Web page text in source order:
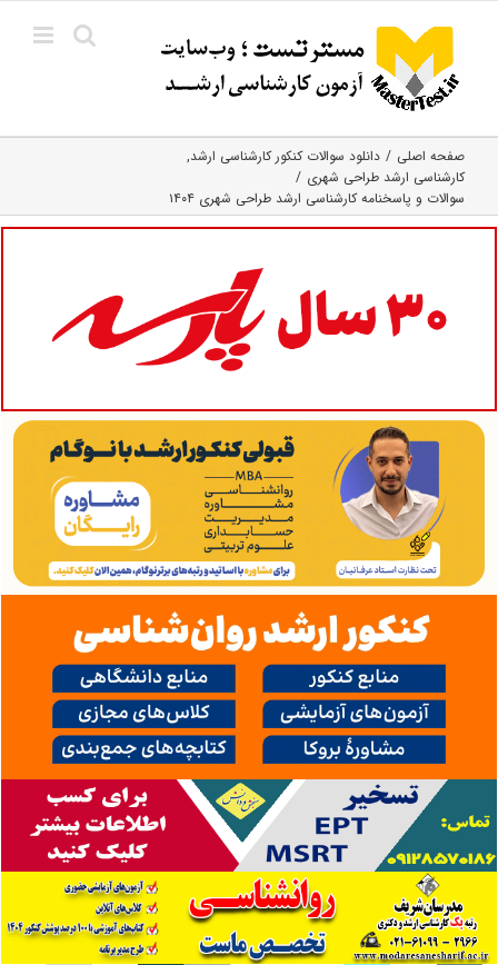
content
صفحه اصلی
دانلود سوالات کنکور کارشناسی ارشد
کارشناسی ارشد طراحی شهری
سوالات و پاسخنامه کارشناسی ارشد طراحی شهری ۱۴۰۴